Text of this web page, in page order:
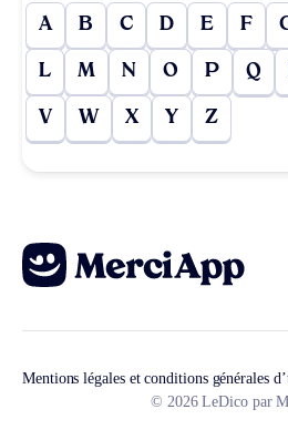
A B C D E F
L M N O P Q
V W X Y Z
Mentions légales et conditions générales
© 2026 LeDico par